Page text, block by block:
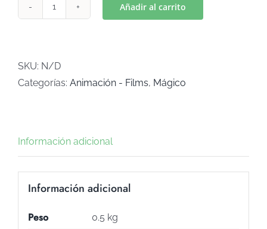
797)
cantidad
Añadir al carrito
SKU: N/D
Categorías: Animación - Films, Mágico
Información adicional
Información adicional
Peso 0.5 kg